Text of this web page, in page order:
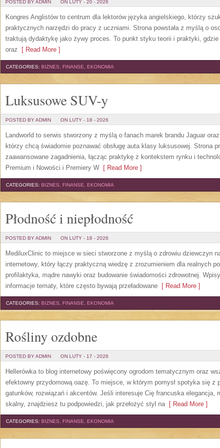
POSTED BY ADMIN ON LUTY - 20 - 2026
Kongres Anglistów to centrum dla lektorów języka angielskiego, którzy
praktycznych narzędzi do pracy z uczniami. Strona powstała z myślą o
traktują dydaktykę jako żywy proces. To punkt styku teorii i praktyki,
oraz [ Read More ]
CATEGORIES: BIZNES, FINANSE, EKONOMIA
Luksusowe SUV-y
POSTED BY ADMIN ON LUTY - 18 - 2026
Landworld to serwis stworzony z myślą o fanach marek brandu Jaguar
którzy chcą świadomie poznawać obsługę auta klasy luksusowej. Strona
zaawansowane zagadnienia, łącząc praktykę z kontekstem rynku i
Premium i Nowości i Premiery W [ Read More ]
CATEGORIES: BIZNES, FINANSE, EKONOMIA
Płodność i niepłodność
POSTED BY ADMIN ON LUTY - 18 - 2026
MediluxClinic to miejsce w sieci stworzone z myślą o zdrowiu dziewczyn
internetowy, który łączy praktyczną wiedzę z zrozumieniem dla realnych
profilaktyka, mądre nawyki oraz budowanie świadomości zdrowotnej.
informacje tematy, które często bywają przeładowane [ Read More ]
CATEGORIES: BIZNES, FINANSE, EKONOMIA
Rośliny ozdobne
POSTED BY ADMIN ON LUTY - 17 - 2026
Hellerówka to blog internetowy poświęcony ogrodom tematycznym oraz
efektowny przydomową oazę. To miejsce, w którym pomysł spotyka się z
gatunków, rozwiązań i akcentów. Jeśli interesuje Cię francuska elegancja,
skalny, znajdziesz tu podpowiedzi, jak przełożyć styl na[ Read More ]
CATEGORIES: BIZNES, FINANSE, EKONOMIA